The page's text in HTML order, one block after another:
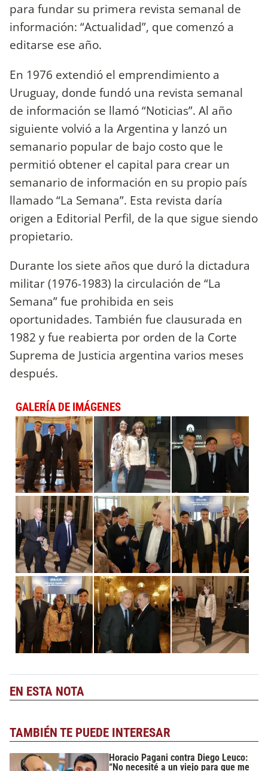
para fundar su primera revista semanal de
información: “Actualidad”, que comenzó a
editarse ese año.
En 1976 extendió el emprendimiento a
Uruguay, donde fundó una revista semanal
de información se llamó “Noticias”. Al año
siguiente volvió a la Argentina y lanzó un
semanario popular de bajo costo que le
permitió obtener el capital para crear un
semanario de información en su propio país
llamado “La Semana”. Esta revista daría
origen a Editorial Perfil, de la que sigue siendo
propietario.
Durante los siete años que duró la dictadura
militar (1976-1983) la circulación de “La
Semana” fue prohibida en seis
oportunidades. También fue clausurada en
1982 y fue reabierta por orden de la Corte
Suprema de Justicia argentina varios meses
después.
GALERÍA DE IMÁGENES
EN ESTA NOTA
TAMBIÉN TE PUEDE INTERESAR
Horacio Pagani contra Diego Leuco:
“No necesité a un viejo para que me